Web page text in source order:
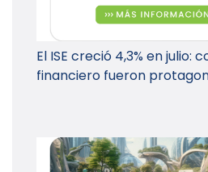
El ISE creció 4,3% en julio:
financiero fueron